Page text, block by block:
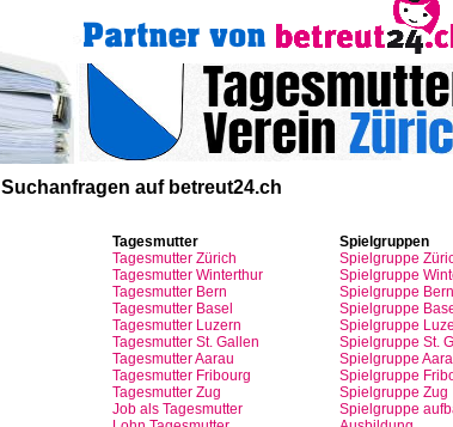
Suchanfragen aufbetreut24.ch
Tagesmutter
Tagesmutter Zürich
TagesmutterWinterthur
TagesmutterBern
TagesmutterBasel
Tagesmutter Luzern
TagesmutterSt. Gallen
TagesmutterAarau
Tagesmutter Fribourg
Tagesmutter Zug
Job als Tagesmutter
Spielgruppen
Spielgruppe
Spielgruppe
Spielgruppe Bern
Spielgruppe
Spielgruppe
Spielgruppe St.
Spielgruppe
Spielgruppe
Spielgruppe Zug
Spielgruppe